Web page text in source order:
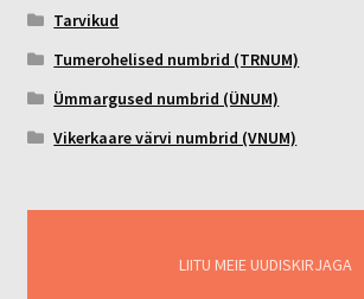
Tarvikud
Tumerohelised numbrid (TRNUM)
Ümmargused numbrid (ÜNUM)
Vikerkaare värvi numbrid (VNUM)
LIITU MEIE UUDISKIRJAGA